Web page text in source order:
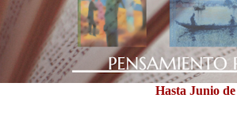
Hasta Junio